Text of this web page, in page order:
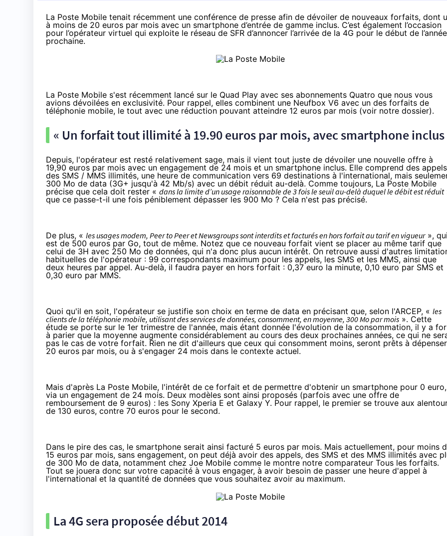
La Poste Mobile tenait récemment une conférence de presse afin de dévoiler de nouveaux forfaits, dont
à moins de 20 euros par mois avec un smartphone d’entrée de gamme inclus. C’est également l’occasion
pour l’opérateur virtuel qui exploite le réseau de SFR d’annoncer l’arrivée de la 4G pour le début de l’année
prochaine.
La Poste Mobile s'est récemment lancé sur le Quad Play avec ses abonnements Quatro que nous vous
avions dévoilées en exclusivité. Pour rappel, elles combinent une Neufbox V6 avec un des forfaits de
téléphonie mobile, le tout avec une réduction pouvant atteindre 12 euros par mois (voir notre dossier).
« Un forfait tout illimité à 19.90 euros par mois, avec smartphone inclus
Depuis, l'opérateur est resté relativement sage, mais il vient tout juste de dévoiler une nouvelle offre à
19,90 euros par mois avec un engagement de 24 mois et un smartphone inclus. Elle comprend des
des SMS / MMS illimités, une heure de communication vers 69 destinations à l'international, mais
300 Mo de data (3G+ jusqu'à 42 Mb/s) avec un débit réduit au-delà. Comme toujours, La Poste Mobile
précise que cela doit rester « dans la limite d’un usage raisonnable de 3 fois le seuil au-delà duquel le débit est réduit
que ce passe-t-il une fois péniblement dépasser les 900 Mo ? Cela n'est pas précisé.
De plus, « les usages modem, Peer to Peer et Newsgroups sont interdits et facturés en hors forfait au tarif en vigueur», qui
est de 500 euros par Go, tout de même. Notez que ce nouveau forfait vient se placer au même tarif que
celui de 3H avec 250 Mo de données, qui n'a donc plus aucun intérêt. On retrouve aussi d'autres
habituelles de l'opérateur : 99 correspondants maximum pour les appels, les SMS et les MMS, ainsi que
deux heures par appel. Au-delà, il faudra payer en hors forfait : 0,37 euro la minute, 0,10 euro par SMS et
0,30 euro par MMS.
Quoi qu'il en soit, l'opérateur se justifie son choix en terme de data en précisant que, selon l'ARCEP, « les
clients de la téléphonie mobile, utilisant des services de données, consomment, en moyenne, 300 Mo par mois ». Cette
étude se porte sur le 1er trimestre de l'année, mais étant donnée l'évolution de la consommation, il y a
à parier que la moyenne augmente considérablement au cours des deux prochaines années, ce qui ne
pas le cas de votre forfait. Rien ne dit d'ailleurs que ceux qui consomment moins, seront prêts à dépenser
20 euros par mois, ou à s'engager 24 mois dans le contexte actuel.
Mais d'après La Poste Mobile, l'intérêt de ce forfait et de permettre d'obtenir un smartphone pour 0 euro,
via un engagement de 24 mois. Deux modèles sont ainsi proposés (parfois avec une offre de
remboursement de 9 euros) : les Sony Xperia E et Galaxy Y. Pour rappel, le premier se trouve aux
de 130 euros, contre 70 euros pour le second.
Dans le pire des cas, le smartphone serait ainsi facturé 5 euros par mois. Mais actuellement, pour moins
15 euros par mois, sans engagement, on peut déjà avoir des appels, des SMS et des MMS illimités avec
de 300 Mo de data, notamment chez Joe Mobile comme le montre notre comparateur Tous les forfaits.
Tout se jouera donc sur votre capacité à vous engager, à avoir besoin de passer une heure d'appel à
l'international et la quantité de données que vous souhaitez avoir au maximum.
La 4G sera proposée début 2014